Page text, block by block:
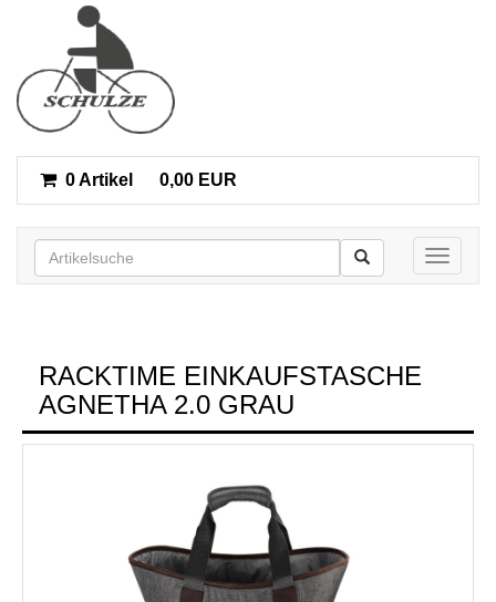
0 Artikel 0,00 EUR
Toggle
RACKTIME EINKAUFSTASCHE
AGNETHA 2.0 GRAU